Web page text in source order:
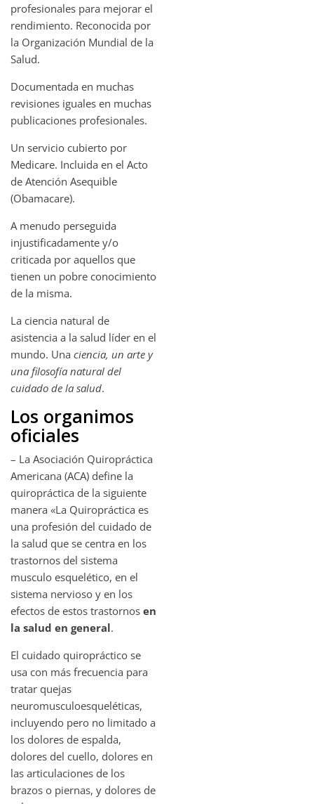
profesionales para mejorar el
rendimiento. Reconocida por
la Organización Mundial de la
Salud.
Documentada en muchas
revisiones iguales en muchas
publicaciones profesionales.
Un servicio cubierto por
Medicare. Incluida en el Acto
de Atención Asequible
(Obamacare).
A menudo perseguida
injustificadamente y/o
criticada por aquellos que
tienen un pobre conocimiento
de la misma.
La ciencia natural de
asistencia a la salud líder en el
mundo. Una ciencia, un arte y
una filosofía natural del
cuidado de la salud.
Los organimos
oficiales
– La Asociación Quiropráctica
Americana (ACA) define la
quiropráctica de la siguiente
manera «La Quiropráctica es
una profesión del cuidado de
la salud que se centra en los
trastornos del sistema
musculo esquelético, en el
sistema nervioso y en los
efectos de estos trastornos en
la salud en general.
El cuidado quiropráctico se
usa con más frecuencia para
tratar quejas
neuromusculoesqueléticas,
incluyendo pero no limitado a
los dolores de espalda,
dolores del cuello, dolores en
las articulaciones de los
brazos o piernas, y dolores de